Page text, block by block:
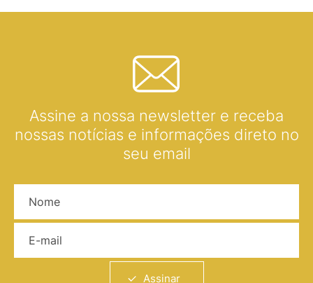
Assine a nossa newsletter e receba
nossas notícias e informações direto no
seu email
Assinar